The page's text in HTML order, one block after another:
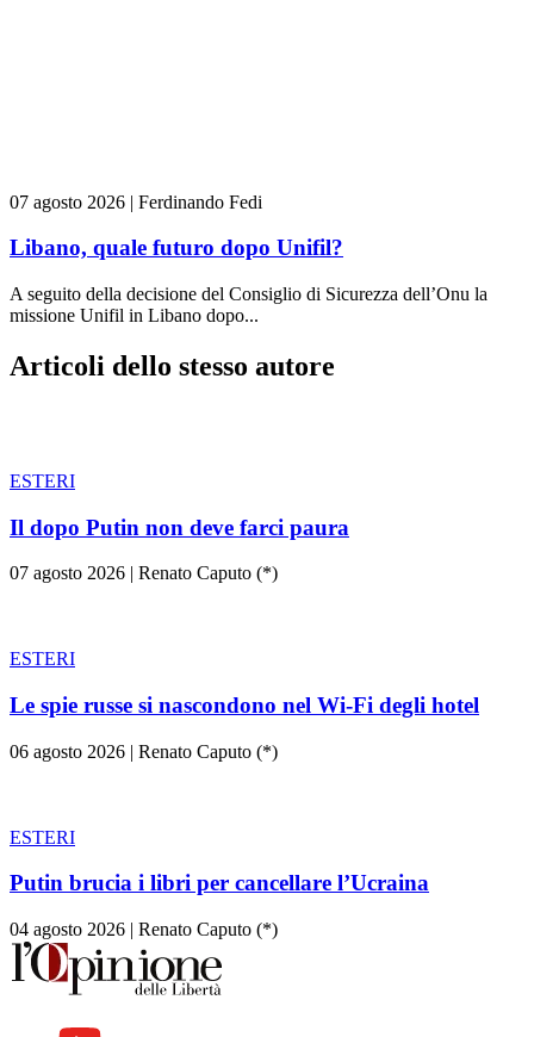
07 agosto 2026 | Ferdinando Fedi
Libano, quale futuro dopo Unifil?
A seguito della decisione del Consiglio di Sicurezza dell’Onu la
missione Unifil in Libano dopo...
Articoli dello stesso autore
ESTERI
Il dopo Putin non deve farci paura
07 agosto 2026 | Renato Caputo (*)
ESTERI
Le spie russe si nascondono nel Wi-Fi degli hotel
06 agosto 2026 | Renato Caputo (*)
ESTERI
Putin brucia i libri per cancellare l’Ucraina
04 agosto 2026 | Renato Caputo (*)